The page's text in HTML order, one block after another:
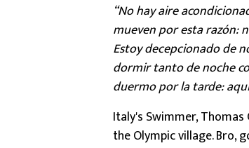
“No hay aire
mueven por esta razón:
Estoy decepcionado de
dormir tanto de noche
duermo por la tarde:
Italy's Swimmer,
the Olympic village. Bro,